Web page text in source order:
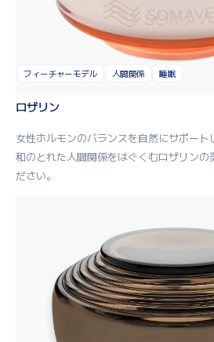
フィーチャーモデル 人間関係 睡眠
ロザリン
女性ホルモンのバランスを自然にサポー
和のとれた人間関係をはぐくむロザリンの
ださい。